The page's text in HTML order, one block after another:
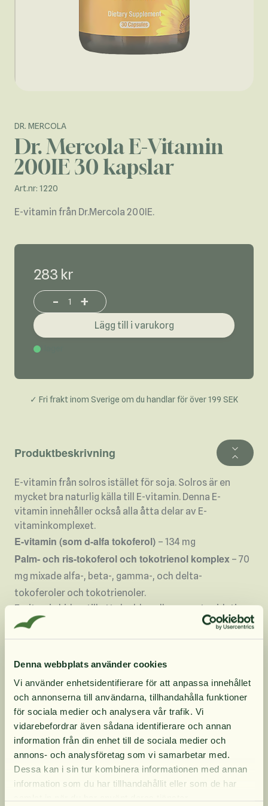
Denna webbplats använder cookies
Vi använder enhetsidentifierare för att anpassa innehållet
och annonserna till användarna, tillhandahålla funktioner
för sociala medier och analysera vår trafik. Vi
vidarebefordrar även sådana identifierare och annan
information från din enhet till de sociala medier och
annons- och analysföretag som vi samarbetar med.
Dessa kan i sin tur kombinera informationen med annan
information som du har tillhandahållit eller som de har
DR. MERCOLA
Dr. Mercola E-Vitamin
200IE 30 kapslar
Art.nr: 1220
E-vitamin från Dr.Mercola 200IE.
283 kr
Increase or decrease product quantity
- +
Lägg till i varukorg
✓ Fri frakt inom Sverige om du handlar för över 199 SEK
Produktbeskrivning
E-vitamin från solros istället för soja. Solros är en
mycket bra naturlig källa till E-vitamin. Denna E-
vitamin innehåller också alla åtta delar av E-
vitaminkomplexet.
E-vitamin (som d-alfa tokoferol) – 134 mg
Palm- och ris-tokoferol och tokotrienol komplex – 70
mg mixade alfa-, beta-, gamma-, och delta-
tokoferoler och tokotrienoler.
E-vitamin bidrar till att skydda cellerna mot oxidativ
stress.
Produktinformation
Innehåll
Dosering
10% rabatt på
din första order